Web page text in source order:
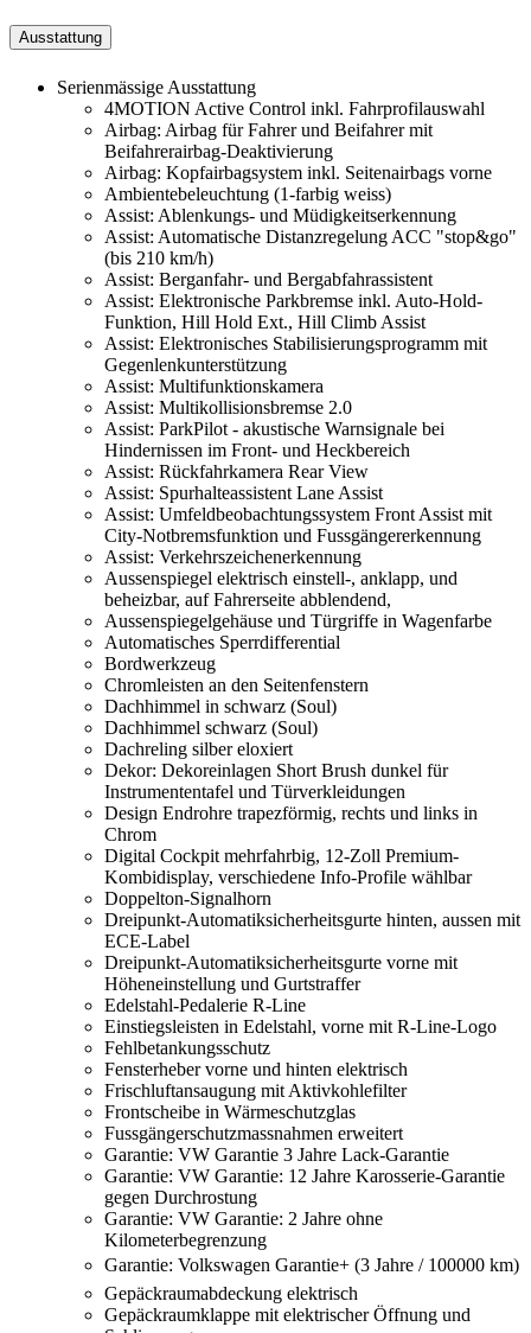
Ausstattung
Serienmässige Ausstattung
4MOTION Active Control inkl. Fahrprofilauswahl
Airbag: Airbag für Fahrer und Beifahrer mit
Beifahrerairbag-Deaktivierung
Airbag: Kopfairbagsystem inkl. Seitenairbags vorne
Ambientebeleuchtung (1-farbig weiss)
Assist: Ablenkungs- und Müdigkeitserkennung
Assist: Automatische Distanzregelung ACC "stop&go"
(bis 210 km/h)
Assist: Berganfahr- und Bergabfahrassistent
Assist: Elektronische Parkbremse inkl. Auto-Hold-
Funktion, Hill Hold Ext., Hill Climb Assist
Assist: Elektronisches Stabilisierungsprogramm mit
Gegenlenkunterstützung
Assist: Multifunktionskamera
Assist: Multikollisionsbremse 2.0
Assist: ParkPilot - akustische Warnsignale bei
Hindernissen im Front- und Heckbereich
Assist: Rückfahrkamera Rear View
Assist: Spurhalteassistent Lane Assist
Assist: Umfeldbeobachtungssystem Front Assist mit
City-Notbremsfunktion und Fussgängererkennung
Assist: Verkehrszeichenerkennung
Aussenspiegel elektrisch einstell-, anklapp, und
beheizbar, auf Fahrerseite abblendend,
Aussenspiegelgehäuse und Türgriffe in Wagenfarbe
Automatisches Sperrdifferential
Bordwerkzeug
Chromleisten an den Seitenfenstern
Dachhimmel in schwarz (Soul)
Dachhimmel schwarz (Soul)
Dachreling silber eloxiert
Dekor: Dekoreinlagen Short Brush dunkel für
Instrumententafel und Türverkleidungen
Design Endrohre trapezförmig, rechts und links in
Chrom
Digital Cockpit mehrfahrbig, 12-Zoll Premium-
Kombidisplay, verschiedene Info-Profile wählbar
Doppelton-Signalhorn
Dreipunkt-Automatiksicherheitsgurte hinten, aussen mit
ECE-Label
Dreipunkt-Automatiksicherheitsgurte vorne mit
Höheneinstellung und Gurtstraffer
Edelstahl-Pedalerie R-Line
Einstiegsleisten in Edelstahl, vorne mit R-Line-Logo
Fehlbetankungsschutz
Fensterheber vorne und hinten elektrisch
Frischluftansaugung mit Aktivkohlefilter
Frontscheibe in Wärmeschutzglas
Fussgängerschutzmassnahmen erweitert
Garantie: VW Garantie 3 Jahre Lack-Garantie
Garantie: VW Garantie: 12 Jahre Karosserie-Garantie
gegen Durchrostung
Garantie: VW Garantie: 2 Jahre ohne
Kilometerbegrenzung
Garantie: Volkswagen Garantie+ (3 Jahre / 100000 km)
Gepäckraumabdeckung elektrisch
Gepäckraumklappe mit elektrischer Öffnung und